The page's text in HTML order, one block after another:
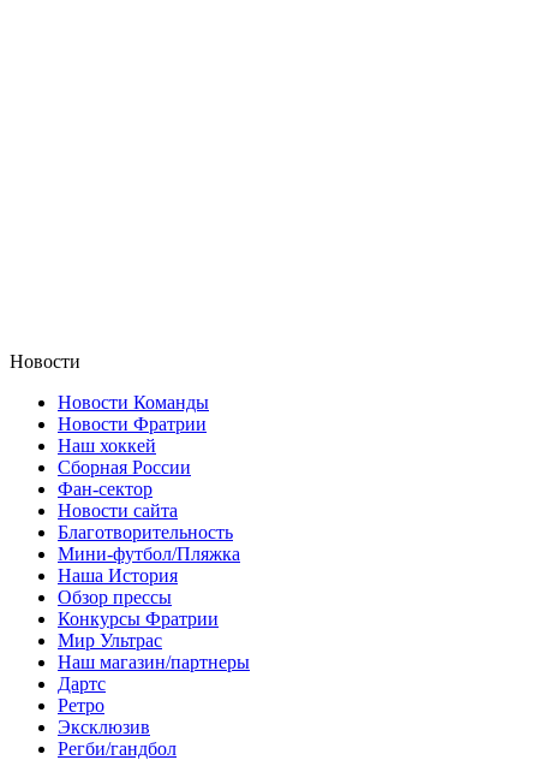
Новости
Новости Команды
Новости Фратрии
Наш хоккей
Сборная России
Фан-cектор
Новости сайта
Благотворительность
Мини-футбол/Пляжка
Наша История
Обзор прессы
Конкурсы Фратрии
Мир Ультрас
Наш магазин/партнеры
Дартс
Ретро
Эксклюзив
Регби/гандбол